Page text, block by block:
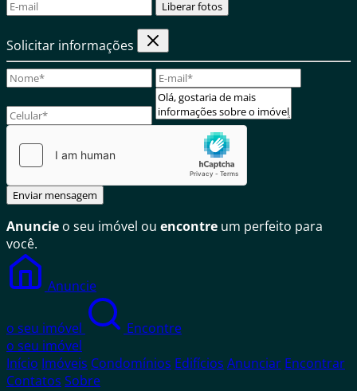
Liberar fotos
Solicitar informações
Enviar mensagem
Anuncie o seu imóvel ou encontre um perfeito para
você.
Anuncie
o seu imóvel
Encontre
o seu imóvel
Início Imóveis Condomínios Edifícios Anunciar Encontrar
Contatos Sobre